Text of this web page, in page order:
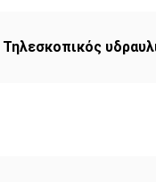
Τηλεσκοπικός